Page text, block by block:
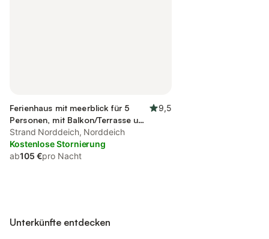
Ferienhaus mit meerblick für 5
Personen, mit Balkon/Terrasse und
Terrasse
9,5
Strand Norddeich, Norddeich
Kostenlose Stornierung
ab105 €pro Nacht
Unterkünfte entdecken